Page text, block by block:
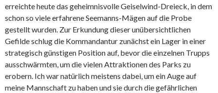
erreichte heute das geheimnisvolle Geiselwind-Dreieck, in dem
schon so viele erfahrene Seemanns-Mägen auf die Probe
gestellt wurden. Zur Erkundung dieser unübersichtlichen
Gefilde schlug die Kommandantur zunächst ein Lager in einer
strategisch günstigen Position auf, bevor die einzelnen Trupps
ausschwärmten, um die vielen Attraktionen des Parks zu
erobern. Ich war natürlich meistens dabei, um ein Auge auf
meine Mannschaft zu haben und sie durch die gefährlichen